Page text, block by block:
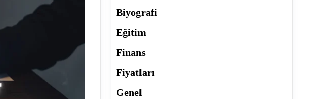
Biyografi
Eğitim
Finans
Fiyatları
Genel